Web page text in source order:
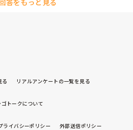
る リアルアンケートの一覧を見る
ゴトークについて
ライバシーポリシー 外部送信ポリシー